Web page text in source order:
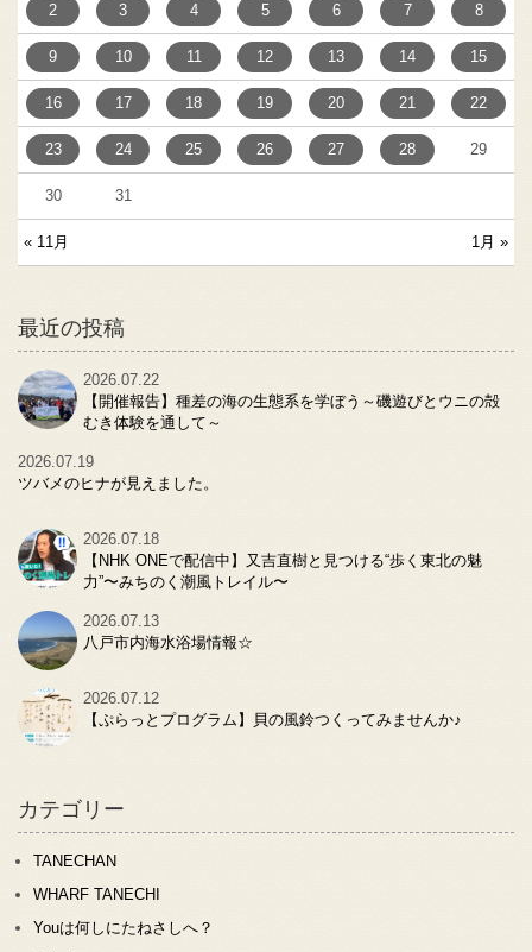
« 11月 1月 »
2 3 4 5 6 7 8
9 10 11 12 13 14 15
16 17 18 19 20 21 22
23 24 25 26 27 28 29
30 31
最近の投稿
2026.07.22
【開催報告】種差の海の生態系を学ぼう～磯遊びとウニの殻
むき体験を通して～
2026.07.19
ツバメのヒナが見えました。
2026.07.18
【NHK ONEで配信中】又吉直樹と見つける“歩く東北の魅
力”〜みちのく潮風トレイル〜
2026.07.13
八戸市内海水浴場情報☆
2026.07.12
【ぷらっとプログラム】貝の風鈴つくってみませんか♪
カテゴリー
TANECHAN
WHARF TANECHI
Youは何しにたねさしへ？